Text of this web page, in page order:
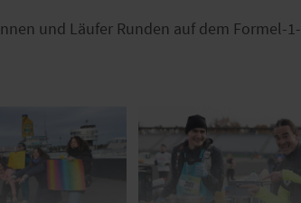
und Läufer Runden auf dem Formel-1-